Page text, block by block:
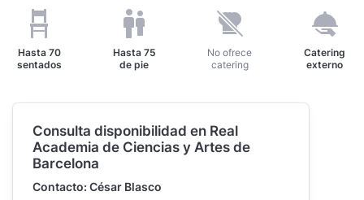
Hasta 70
sentados
Hasta 75
de pie
No ofrece
catering
Catering
externo
Consulta disponibilidad en Real
Academia de Ciencias y Artes de
Barcelona
Contacto: César Blasco